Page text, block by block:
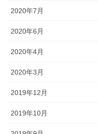
2020年7月
2020年6月
2020年4月
2020年3月
2019年12月
2019年10月